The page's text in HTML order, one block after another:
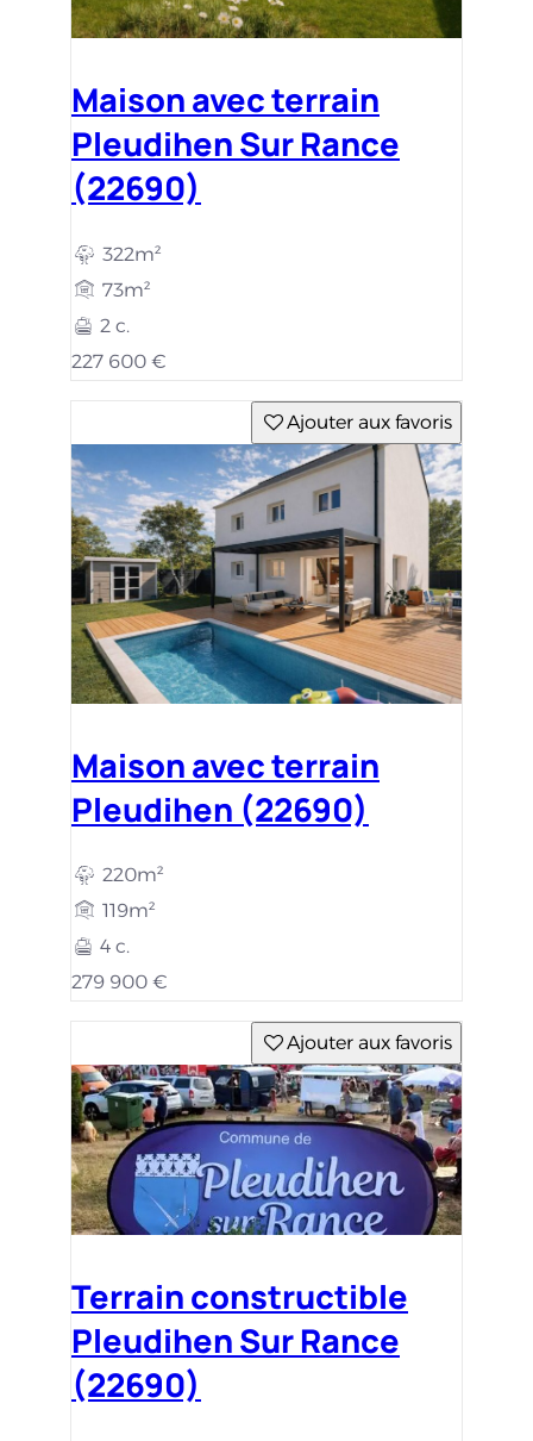
Maison avec terrain
Pleudihen Sur Rance
(22690)
322m²
73m²
2 c.
227 600 €
Ajouter aux favoris
Maison avec terrain
Pleudihen (22690)
220m²
119m²
4 c.
279 900 €
Ajouter aux favoris
Terrain constructible
Pleudihen Sur Rance
(22690)